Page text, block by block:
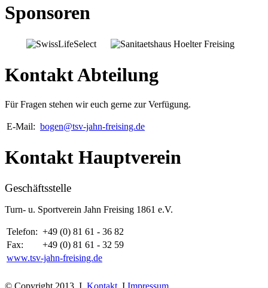
Sponsoren
Kontakt Abteilung
Für Fragen stehen wir euch gerne zur Verfügung.
E-Mail: bogen@tsv-jahn-freising.de
Kontakt Hauptverein
Geschäftsstelle
Turn- u. Sportverein Jahn Freising 1861 e.V.
Telefon: +49 (0) 81 61 - 36 82
Fax:
+49 (0) 81 61 - 32 59
www.tsv-jahn-freising.de
© Copyright 2013 I Kontakt I Impressum